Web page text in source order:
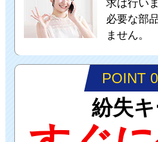
求は行い
必要な部
ません。
POINT
紛失